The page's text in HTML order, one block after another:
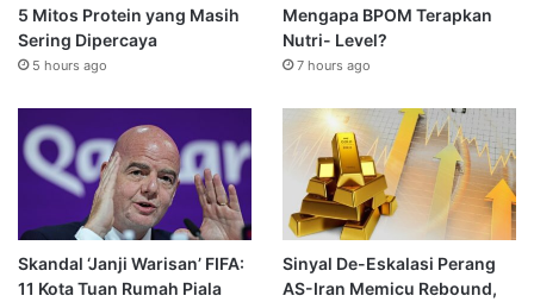
5 Mitos Protein yang Masih
Sering Dipercaya
5 hours ago
Mengapa BPOM Terapkan
Nutri- Level?
7 hours ago
Skandal ‘Janji Warisan’ FIFA:
11 Kota Tuan Rumah Piala
Sinyal De-Eskalasi Perang
AS-Iran Memicu Rebound,